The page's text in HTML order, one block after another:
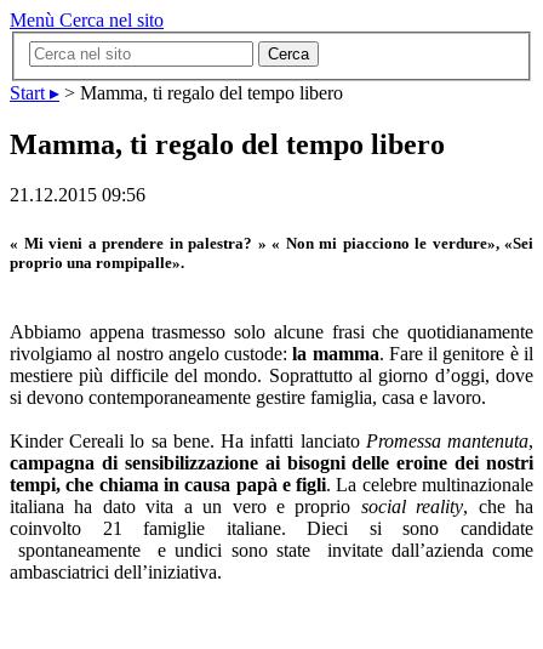
Menù Cerca nel sito
Cerca
Start ▸ > Mamma, ti regalo del tempo libero
Mamma, ti regalo del tempo libero
21.12.2015 09:56
« Mi vieni a prendere in palestra? » « Non mi piacciono le verdure», «Sei
proprio una rompipalle».
Abbiamo appena trasmesso solo alcune frasi che quotidianamente
rivolgiamo al nostro angelo custode:la mamma. Fare il genitore è il
mestiere più difficile del mondo. Soprattutto al giorno d’oggi, dove
si devono contemporaneamente gestire famiglia, casa e lavoro.
Kinder Cereali lo sa bene. Ha infatti lanciato Promessa mantenuta,
campagna di sensibilizzazione ai bisogni delle eroine dei nostri
tempi, che chiama in causa papà e figli. La celebre multinazionale
italiana ha dato vita a un vero e proprio social reality, che ha
coinvolto 21 famiglie italiane. Dieci si sono candidate
spontaneamente e undici sono state invitate dall’azienda come
ambasciatrici dell’iniziativa.